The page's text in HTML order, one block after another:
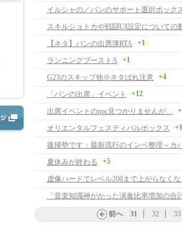
イルシャの／パンのサポート選択ボック
スキルショトカや戦闘UI設定についての
【ネタ】パンの出席簿RTA
+1
ランニングブーストA +1
G23のスキップ他※ネタばれ注意 +4
「パンの出席」イベント +12
出席イベントのnpc見つかりませんが…
オリエンタルフェスティバルボックス
復帰勢です：最新流行のインベ整理～カ
夏休みが終わる
+5
前へ 31 32 33